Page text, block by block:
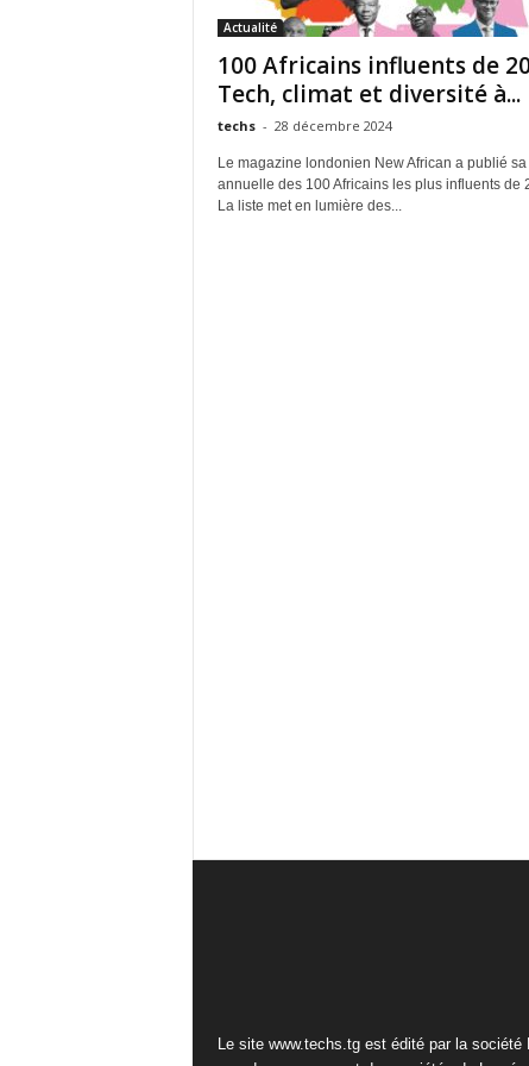
Actualité
100 Africains influents de
Tech, climat et diversité à...
techs - 28 décembre 2024
Le magazine londonien New African a publié sa
annuelle des 100 Africains les plus influents de
La liste met en lumière des...
Le site www.techs.tg est édité par la